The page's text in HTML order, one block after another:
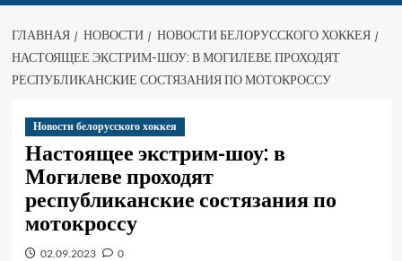
ГЛАВНАЯ НОВОСТИ
НОВОСТИ БЕЛОРУССКОГО ХОККЕЯ
НАСТОЯЩЕЕ ЭКСТРИМ-ШОУ: В МОГИЛЕВЕ ПРОХОДЯТ
РЕСПУБЛИКАНСКИЕ СОСТЯЗАНИЯ ПО МОТОКРОССУ
Новости белорусского хоккея
Настоящее экстрим-шоу: в
Могилеве проходят
республиканские состязания по
мотокроссу
02.09.2023 0